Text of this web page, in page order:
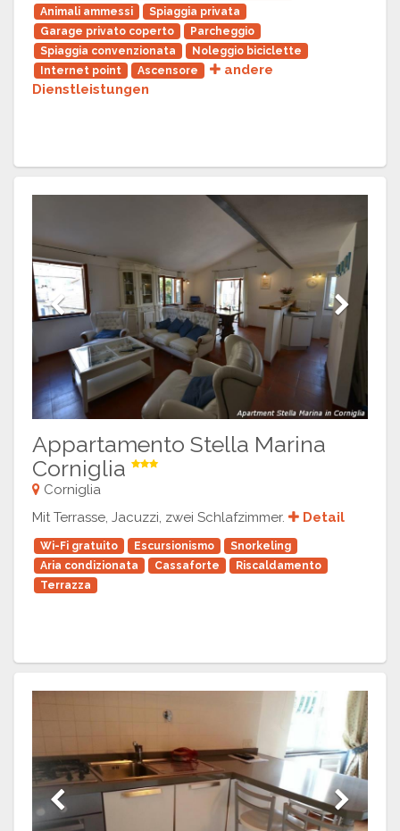
Animali ammessi
Spiaggia privata
Garage privato coperto
Parcheggio
Spiaggia convenzionata
Noleggio biciclette
Internet point
Ascensore
andere
Dienstleistungen
Previous Next
Appartamento Stella Marina
Corniglia
Corniglia
Mit Terrasse, Jacuzzi, zwei Schlafzimmer.
Detail
Wi-Fi gratuito Escursionismo
Snorkeling
Aria condizionata
Cassaforte
Riscaldamento
Terrazza
Previous Next